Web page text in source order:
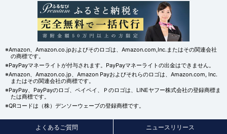
※Amazon、Amazon.co.jpおよびそのロゴは、Amazon.com,Inc.またはその関連会社
の商標です。
※PayPayマネーライトが付与されます。PayPayマネーライトの出金はできません。
※Amazon、Amazon.co.jp、Amazon Payおよびそれらのロゴは、Amazon.com, Inc.
またはその関連会社の商標です。
※PayPay、PayPayのロゴ、ペイペイ、Ｐのロゴは、LINEヤフー株式会社の登録商標ま
たは商標です。
※QRコードは（株）デンソーウェーブの登録商標です。
よくあるご質問 ニュースリリース